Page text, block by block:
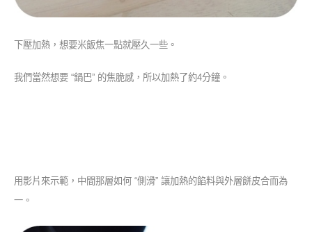
下壓加熱，想要米飯焦一點就壓久一些。
我們當然想要 “鍋巴” 的焦脆感，所以加熱了約4分鐘。
用影片來示範，中間那層如何 “側滑” 讓加熱的餡料與外層餅皮合而為
一。